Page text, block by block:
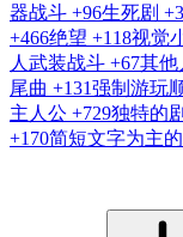
器战斗 +96生死剧
+466绝望 +118视觉
人武装战斗 +67其他
尾曲 +131强制游玩
主人公 +729独特的
+170简短文字为主